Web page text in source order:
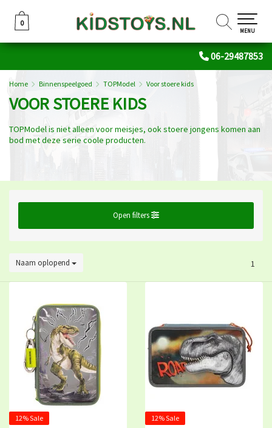
06-29487853
0
0
MENU
Home Binnenspeelgoed TOPModel Voor stoere kids
VOOR STOERE KIDS
TOPModel is niet alleen voor meisjes, ook stoere jongens komen aan
bod met deze serie coole producten.
Open filters
Naam oplopend 1
12% Sale 12% Sale